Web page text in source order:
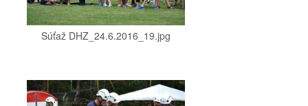
Súťaž DHZ_24.6.2016_19.jpg